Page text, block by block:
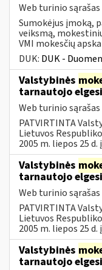
Web turinio sąrašas
Sumokėjus įmoką,
veiksmą,
VMI mokesčių
DUK: DUK -
Valstybinės
tarnautojo
Web turinio sąrašas
PATVIRTINTA
Lietuvos
2005 m. liepos 25 d.
Valstybinės
tarnautojo
Web turinio sąrašas
PATVIRTINTA
Lietuvos
2005 m. liepos 25 d.
Valstybinės
tarnautojo